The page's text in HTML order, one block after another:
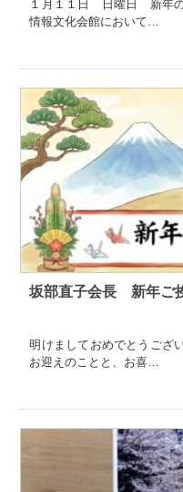
１月１１日 日曜日 新年の
情報文化会館において…
坂部直子会長 新年ご
明けましておめでとうご
お迎えのことと、お喜…